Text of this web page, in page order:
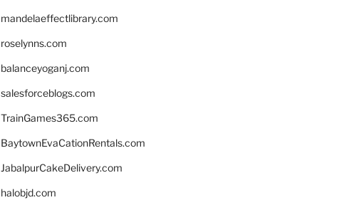
mandelaeffectlibrary.com
roselynns.com
balanceyoganj.com
salesforceblogs.com
TrainGames365.com
BaytownEvaCationRentals.com
JabalpurCakeDelivery.com
halobjd.com